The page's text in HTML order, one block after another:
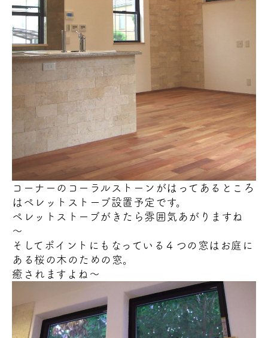
コーナーのコーラルストーンがはってあるところ
はペレットストーブ設置予定です。
ペレットストーブがきたら雰囲気あがりますね
～
そしてポイントにもなっている４つの窓はお庭に
ある桜の木 のための窓。
癒されますよね～